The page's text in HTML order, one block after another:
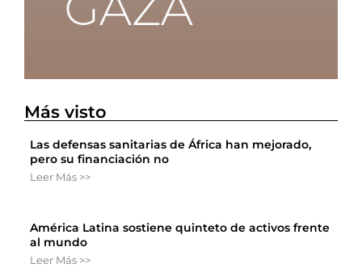
Más visto
Las defensas sanitarias de África han mejorado,
pero su financiación no
Leer Más >>
América Latina sostiene quinteto de activos frente
al mundo
Leer Más >>